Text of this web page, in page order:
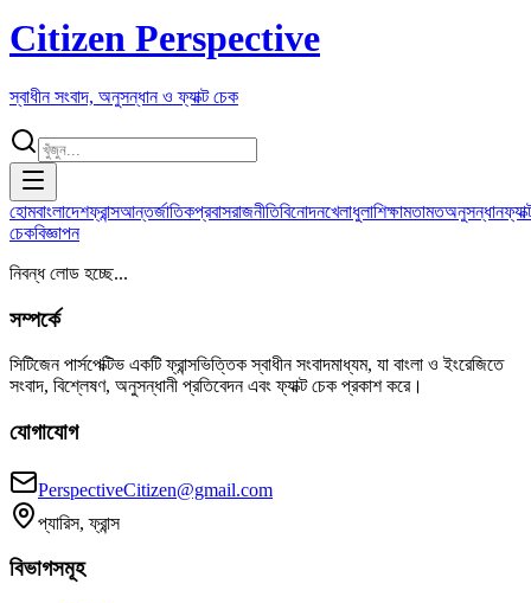
Citizen Perspective
স্বাধীন সংবাদ, অনুসন্ধান ও ফ্যাক্ট চেক
হোমবাংলাদেশফ্রান্সআন্তর্জাতিকপ্রবাসরাজনীতিবিনোদনখেলাধুলাশিক্ষামতামতঅনুসন্ধান
চেকবিজ্ঞাপন
নিবন্ধ লোড হচ্ছে...
সম্পর্কে
সিটিজেন পার্সপেক্টিভ একটি ফ্রান্সভিত্তিক স্বাধীন সংবাদমাধ্যম, যা বাংলা ও ইংরেজিতে
সংবাদ, বিশ্লেষণ, অনুসন্ধানী প্রতিবেদন এবং ফ্যাক্ট চেক প্রকাশ করে।
যোগাযোগ
PerspectiveCitizen@gmail.com
প্যারিস, ফ্রান্স
বিভাগসমূহ